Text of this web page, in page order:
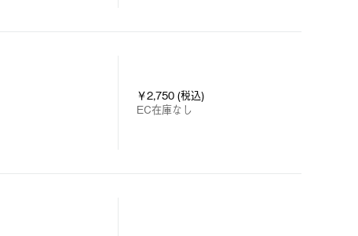
￥2,750 (税込)
EC在庫なし